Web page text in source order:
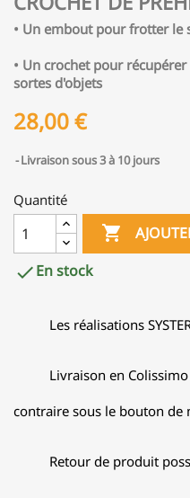
• Un embout pour frotter le
• Un crochet pour
sortes d'objets
28,00 €
Livraison sous 3 à 10 jours
Quantité

En stock
Les réalisations
Livraison en
contraire sous le bouton de
Retour de produit